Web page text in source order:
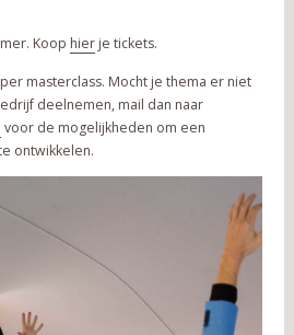
Koop hierje tickets.
masterclass. Mocht je thema er niet
deelnemen, mail dan naar
voor de mogelijkheden om een
ontwikkelen.